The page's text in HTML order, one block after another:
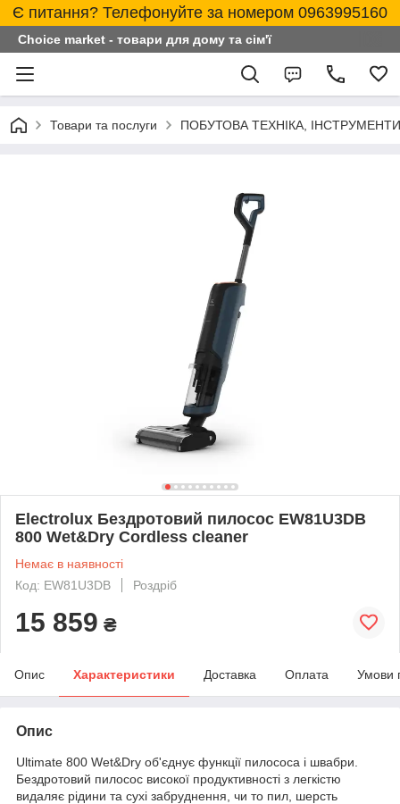
Є питання? Телефонуйте за номером 0963995160
Choice market - товари для дому та сім'ї
Товари та послуги ПОБУТОВА ТЕХНІКА,
Electrolux Бездротовий пилосос EW81U3DB
800 Wet&Dry Cordless cleaner
Немає в наявності
Код: EW81U3DB
Роздріб
15 859 ₴
Опис Характеристики Доставка Оплата Умови
Опис
Ultimate 800 Wet&Dry об'єднує функції пилососа і швабри.
Бездротовий пилосос високої продуктивності з легкістю
видаляє рідини та сухі забруднення, чи то пил, шерсть